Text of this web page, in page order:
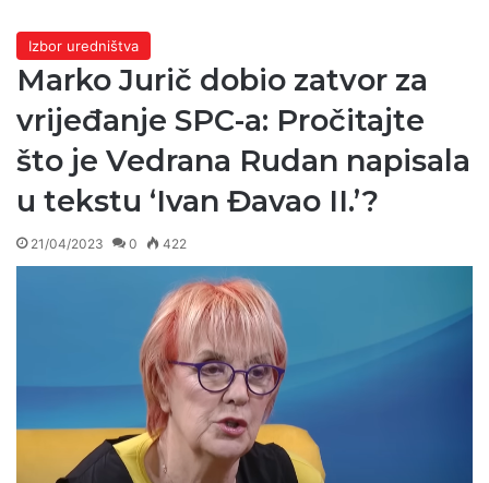
Izbor uredništva
Marko Jurič dobio zatvor za
vrijeđanje SPC-a: Pročitajte
što je Vedrana Rudan napisala
u tekstu ‘Ivan Đavao II.’?
21/04/2023 0 422